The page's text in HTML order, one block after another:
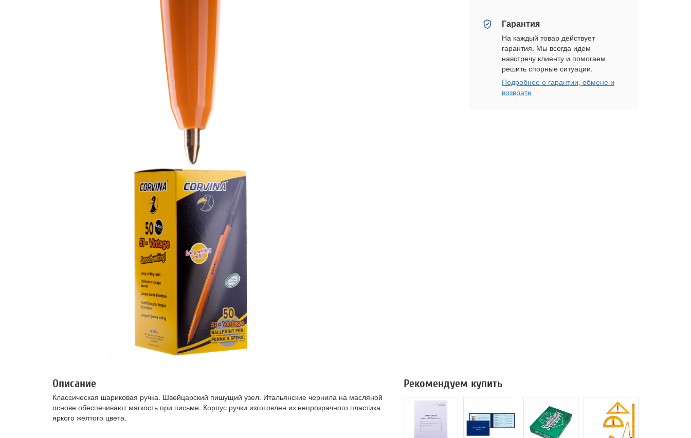
Гарантия
На каждый товар действует
гарантия. Мы всегда идем
навстречу клиенту и помогаем
решить спорные ситуации.
Подробнее о гарантии, обмене и
возврате
Описание
Классическая шариковая ручка. Швейцарский пишущий узел. Итальянские чернила на масляной
основе обеспечивают мягкость при письме. Корпус ручки изготовлен из непрозрачного пластика
яркого желтого цвета.
Рекомендуем купить